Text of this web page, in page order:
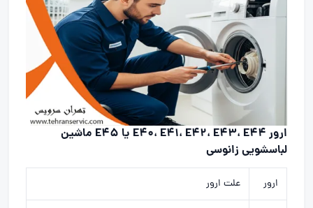
ارور E40، E41، E42، E43، E44 یا E45 ماشین
لباسشویی زانوسی
ارور علت ارور